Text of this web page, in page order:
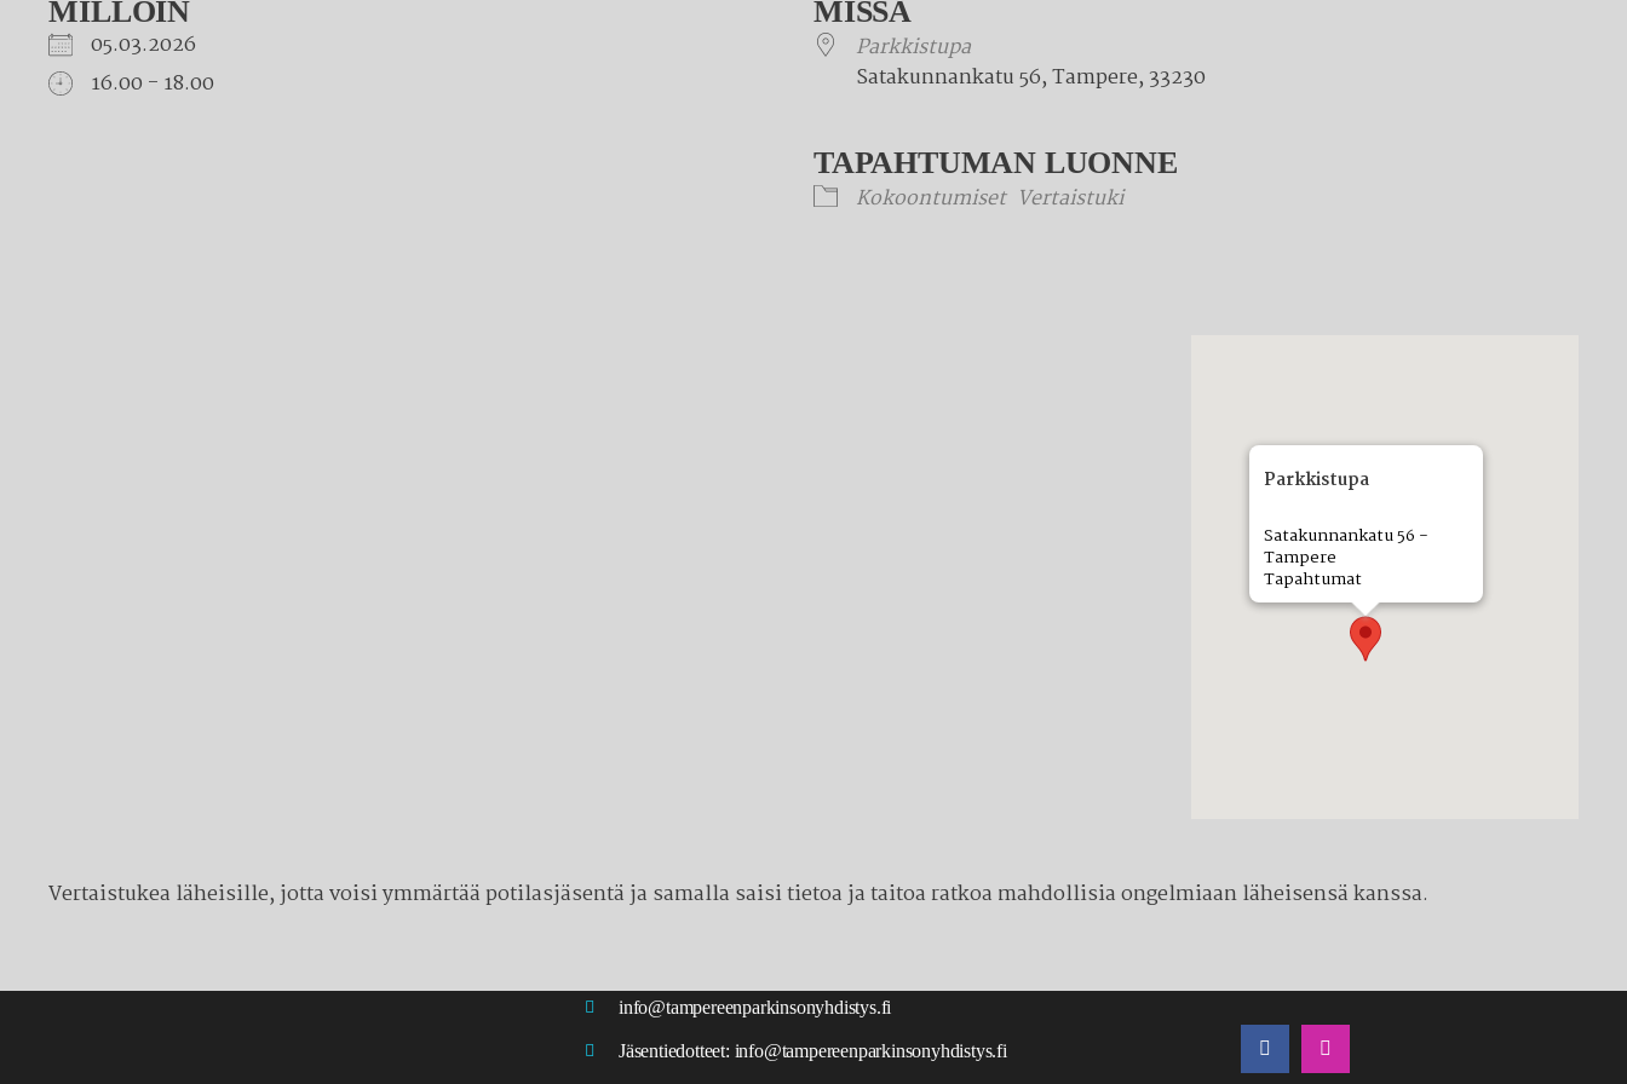
MILLOIN
05.03.2026
16.00 - 18.00
MISSÄ
Parkkistupa
Satakunnankatu 56, Tampere, 33230
TAPAHTUMAN LUONNE
Kokoontumiset Vertaistuki
Parkkistupa
Satakunnankatu 56 -
Tampere
Tapahtumat
Vertaistukea läheisille, jotta voisi ymmärtää potilasjäsentä ja samalla saisi tietoa ja taitoa ratkoa mahdollisia ongelmiaan läheisensä kanssa.
info@tampereenparkinsonyhdistys.fi
Jäsentiedotteet: info@tampereenparkinsonyhdistys.fi